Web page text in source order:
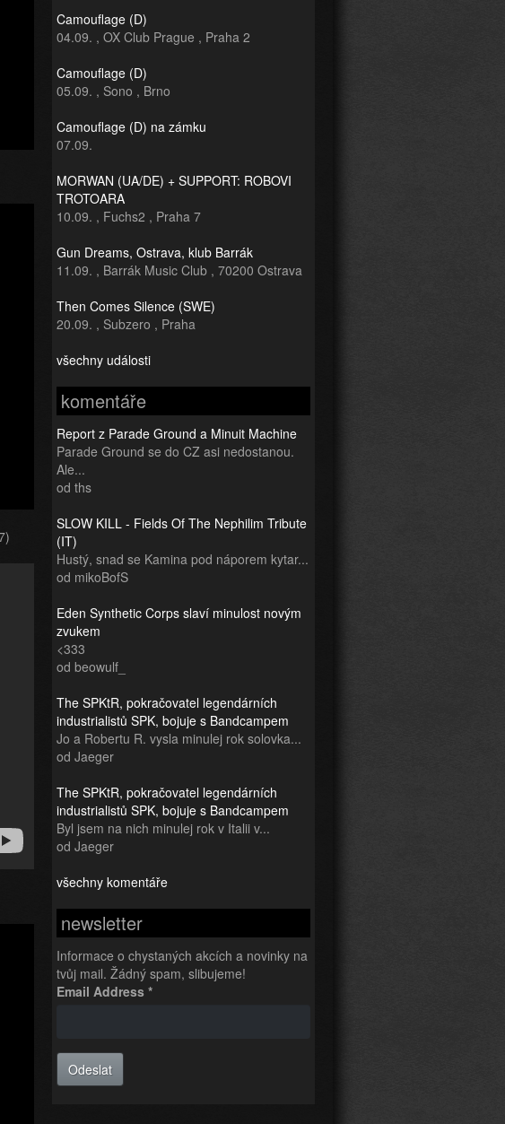
Camouflage (D)
04.09. , OX Club Prague , Praha 2
Camouflage (D)
05.09. , Sono , Brno
Camouflage (D) na zámku
07.09.
MORWAN (UA/DE) + SUPPORT: ROBOVI
TROTOARA
10.09. , Fuchs2 , Praha 7
Gun Dreams, Ostrava, klub Barrák
11.09. , Barrák Music Club , 70200 Ostrava
Then Comes Silence (SWE)
20.09. , Subzero , Praha
všechny události
komentáře
Report z Parade Ground a Minuit Machine
Parade Ground se do CZ asi nedostanou.
Ale...
od ths
SLOW KILL - Fields Of The Nephilim Tribute
(IT)
Hustý, snad se Kamina pod náporem kytar...
od mikoBofS
Eden Synthetic Corps slaví minulost novým
zvukem
<333
od beowulf_
The SPKtR, pokračovatel legendárních
industrialistů SPK, bojuje s Bandcampem
Jo a Robertu R. vysla minulej rok solovka...
od Jaeger
The SPKtR, pokračovatel legendárních
industrialistů SPK, bojuje s Bandcampem
Byl jsem na nich minulej rok v Italii v...
od Jaeger
všechny komentáře
newsletter
Informace o chystaných akcích a novinky na
tvůj mail. Žádný spam, slibujeme!
Email Address *
Odeslat